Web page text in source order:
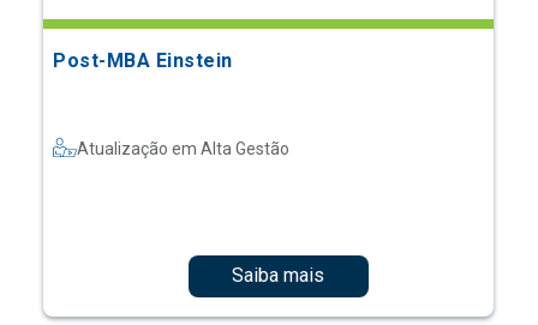
Post-MBA Einstein
Atualização em Alta Gestão
Saiba mais